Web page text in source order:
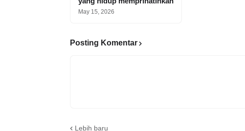
May 15, 2026
Posting Komentar
Lebih baru